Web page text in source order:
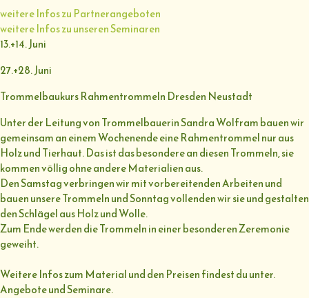
weitere Infos zu Partnerangeboten
weitere Infos zu unseren Seminaren
13.+14. Juni
27.+28. Juni
Trommelbaukurs Rahmentrommeln Dresden Neustadt
Unter der Leitung von Trommelbauerin Sandra Wolfram bauen wir
gemeinsam an einem Wochenende eine Rahmentrommel nur aus
Holz und Tierhaut. Das ist das besondere an diesen Trommeln, sie
kommen völlig ohne andere Materialien aus.
Den Samstag verbringen wir mit vorbereitenden Arbeiten und
bauen unsere Trommeln und Sonntag vollenden wir sie und gestalten
den Schlägel aus Holz und Wolle.
Zum Ende werden die Trommeln in einer besonderen Zeremonie
geweiht.
Weitere Infos zum Material und den Preisen findest du unter.
Angebote und Seminare.